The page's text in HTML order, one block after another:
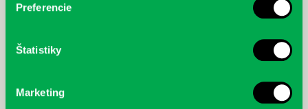
Preferencie
Štatistiky
Marketing
nezastaviteľný